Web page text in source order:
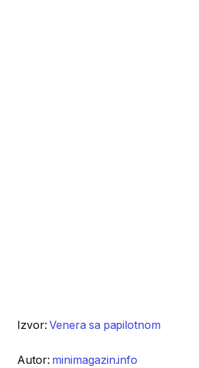
Izvor:Venera sa papilotnom
Autor: minimagazin.info